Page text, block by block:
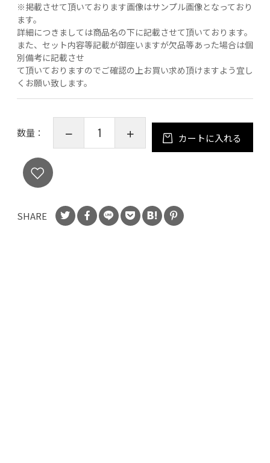
※掲載させて頂いております画像はサンプル画像となっており
ます。
詳細につきましては商品名の下に記載させて頂いております。
また、セット内容等記載が御座いますが欠品等あった場合は個
別備考に記載させ
て頂いておりますのでご確認の上お買い求め頂けますよう宜し
くお願い致します。
数量： カートに入れる
SHARE